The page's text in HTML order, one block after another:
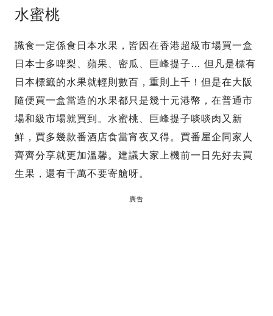
水蜜桃
識食一定係食日本水果，皆因在香港超級市場買一盒
日本士多啤梨、蘋果、密瓜、巨峰提子… 但凡是標有
日本標籤的水果就輕則數百，重則上千！但是在大阪
隨便買一盒當造的水果都只是幾十元港幣，在普通市
場和級市場就買到。水蜜桃、巨峰提子啖啖肉又新
鮮，買多幾款番酒店食當宵夜又得。買番屋企同家人
齊齊分享就更加溫馨。建議大家上機前一日先好去買
生果，還有千萬不要寄艙呀。
廣告